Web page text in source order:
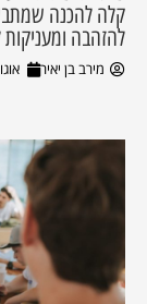
קלה להכנה
להזהבה
מירב בן יאיר